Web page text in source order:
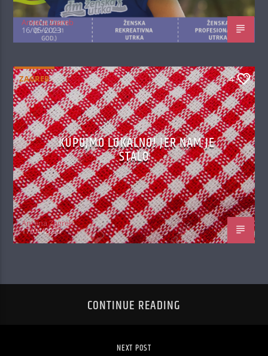
Antena Zagreb
16/05/2023
ZAGREB 4
KUPUJMO LOKALNO! JER NAM JE
STALO
Antena Zagreb
17/04/2020
CONTINUE READING
NEXT POST